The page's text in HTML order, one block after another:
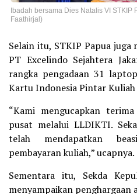
Ibadah bersama Dies Natalis VI
Faathirjal)
Selain itu, STKIP Papua juga
PT Excelindo Sejahtera
rangka pengadaan 31
Kartu Indonesia Pintar
“Kami mengucapkan
pusat melalui LLDIKTI.
telah mendapatkan
pembayaran kuliah,” ucapnya.
Sementara itu, Sekda
menyampaikan penghargaan